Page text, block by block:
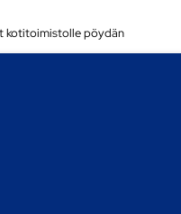
kotitoimistolle pöydän